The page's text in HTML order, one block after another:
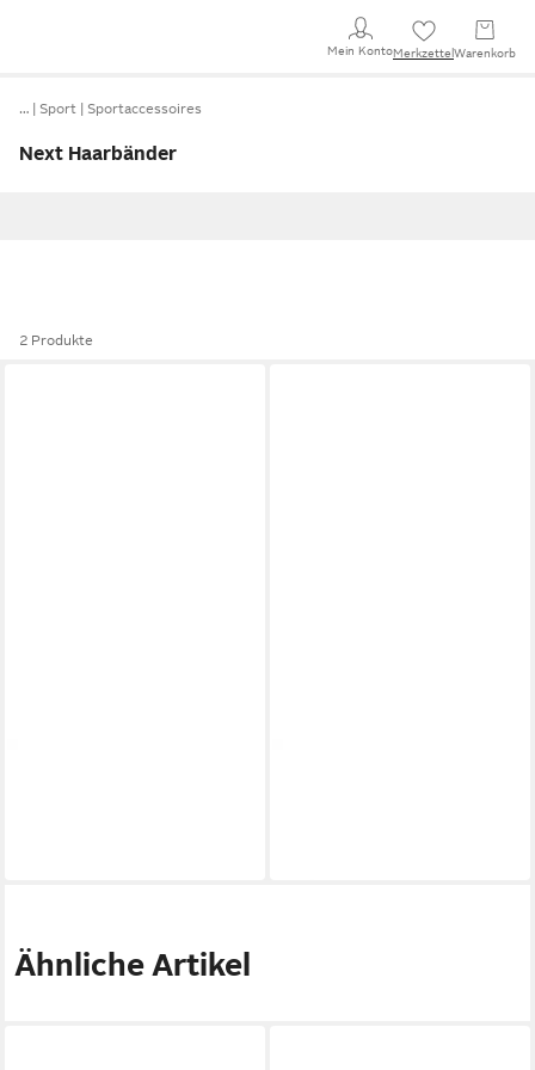
Mein KontoMerkzettel Warenkorb
… Sport Sportaccessoires
Next Haarbänder
2 Produkte
Ähnliche Artikel